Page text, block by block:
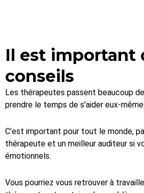
Il est important
conseils
Les thérapeutes passent beaucoup
prendre le temps de s’aider eux-
C’est important pour tout le monde,
thérapeute et un meilleur auditeur si
émotionnels.
Vous pourriez vous retrouver à